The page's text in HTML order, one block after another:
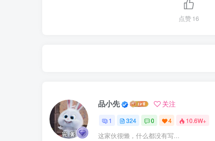
点赞16
品小先 关注
1 324 0 4 10.6W+
这家伙很懒，什么都没有写...